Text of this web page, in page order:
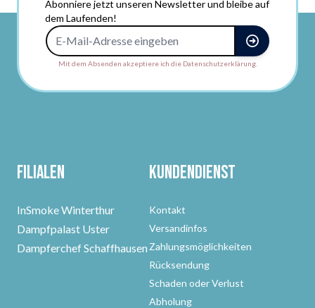
Abonniere jetzt unseren Newsletter und bleibe auf
dem Laufenden!
Mit dem Absenden akzeptiere ich die Datenschutzerklärung.
Filialen
InSmoke Winterthur
Dampfpalast Uster
Dampferchef Schaffhausen
Kundendienst
Kontakt
Versandinfos
Zahlungsmöglichkeiten
Rücksendung
Schaden oder Verlust
Abholung